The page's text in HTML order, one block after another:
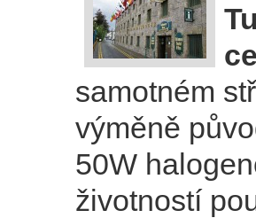
samotném
výměně
50W
životností